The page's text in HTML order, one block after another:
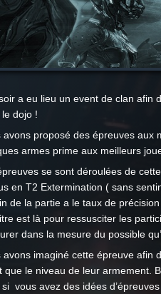
a eu lieu un event de clan afin
dojo !
avons proposé des épreuves aux
armes prime aux meilleurs
se sont déroulées de
en T2 Extermination ( sans
de la partie a le taux de
est là pour ressusciter les
dans la mesure du possible
avons imaginé cette épreuve afin
que le niveau de leur armement.
vous avez des idées